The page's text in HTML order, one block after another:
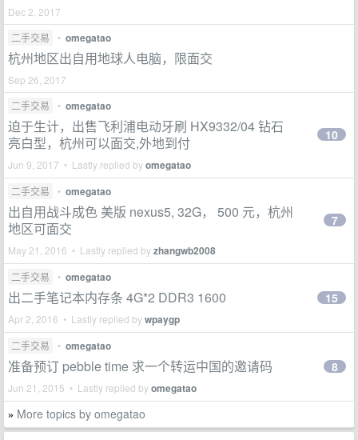
Dec 2, 2017
二手交易
• omegatao
杭州地区出自用地球人电脑，限面交
Sep 26, 2017
二手交易
• omegatao
迫于生计，出售飞利浦电动牙刷 HX9332/04 钻石
亮白型，杭州可以面交,外地到付
Jun 9, 2017 • Lastly replied byomegatao
10
二手交易 • omegatao
出自用战斗成色 美版 nexus5, 32G， 500 元，杭州
地区可面交
May 21, 2016 • Lastly replied byzhangwb2008
7
二手交易 • omegatao
出二手笔记本内存条 4G*2 DDR3 1600
Apr 2, 2016 • Lastly replied bywpaygp
15
二手交易 • omegatao
准备预订 pebble time 求一个转运中国的邀请码
Jun 21, 2015 • Lastly replied byomegatao
8
» More topics by omegatao